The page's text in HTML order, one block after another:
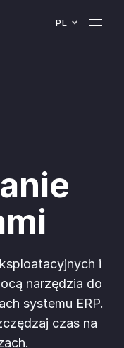
PL
i
narzędzia do
systemu ERP.
czas na